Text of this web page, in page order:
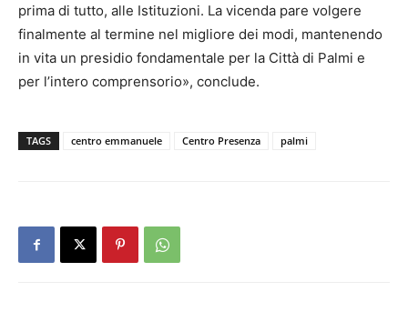
prima di tutto, alle Istituzioni. La vicenda pare volgere
finalmente al termine nel migliore dei modi, mantenendo
in vita un presidio fondamentale per la Città di Palmi e
per l’intero comprensorio», conclude.
TAGS centro emmanuele Centro Presenza palmi